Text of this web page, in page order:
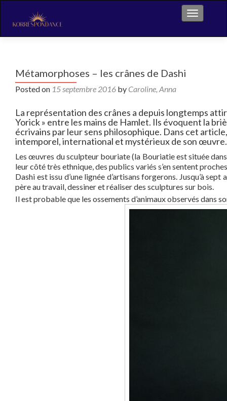
Toggle
Métamorphoses – les crânes de Dashi
Posted on 15 septembre 2016 by Caroline, Anna
La représentation des crânes a depuis longtemps
Yorick » entre les mains de Hamlet. Ils évoquent la
écrivains par leur sens philosophique. Dans cet
intemporel, international et mystérieux de son œuvre.
Les œuvres du sculpteur bouriate (la Bouriatie est située
leur côté très ethnique, des publics variés s’en sentent
Dashi est issu d’une lignée d’artisans forgerons. Jusqu’à
père au travail, dessiner et réaliser des sculptures sur bois.
Il est probable que les ossements d’animaux observés dans